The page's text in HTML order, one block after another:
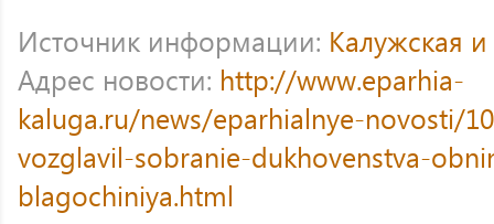
Источник информации: Калужская
Адрес новости: http://www.eparhia-
kaluga.ru/news/eparhialnye-novosti/
vozglavil-sobranie-dukhovenstva-
blagochiniya.html